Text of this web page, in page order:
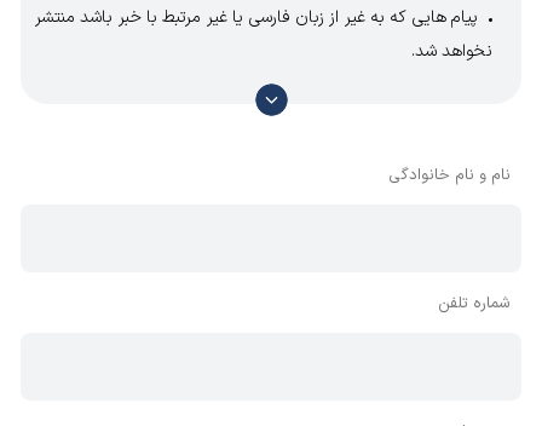
پیام هایی که به غیر از زبان فارسی یا غیر مرتبط با خبر باشد منتشر
نخواهد شد.
با توجه به آن که امکان موافقت یا مخالفت با محتوای نظرات
وجود دارد، معمولا نظراتی که محتوای مشابه دارند، انتشار نمی‌یابند
نام و نام خانوادگی
شماره تلفن